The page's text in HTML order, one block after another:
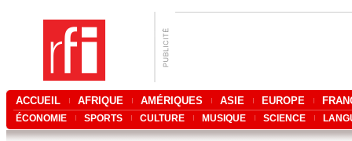
ACCUEIL AFRIQUE AMÉRIQUES ASIE EUROPE
ÉCONOMIE SPORTS CULTURE MUSIQUE SCIENCE